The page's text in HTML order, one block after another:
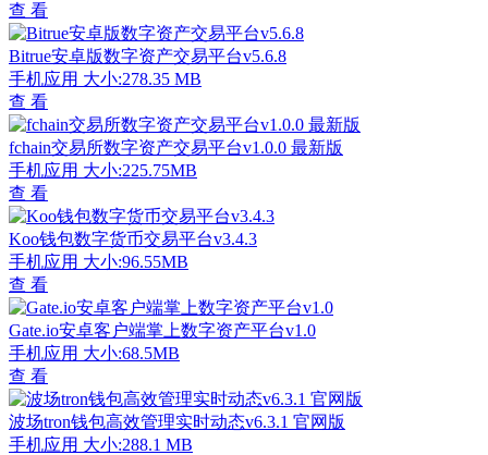
查 看
Bitrue安卓版数字资产交易平台v5.6.8
手机应用 大小:278.35 MB
查 看
fchain交易所数字资产交易平台v1.0.0 最新版
手机应用 大小:225.75MB
查 看
Koo钱包数字货币交易平台v3.4.3
手机应用 大小:96.55MB
查 看
Gate.io安卓客户端掌上数字资产平台v1.0
手机应用 大小:68.5MB
查 看
波场tron钱包高效管理实时动态v6.3.1 官网版
手机应用 大小:288.1 MB